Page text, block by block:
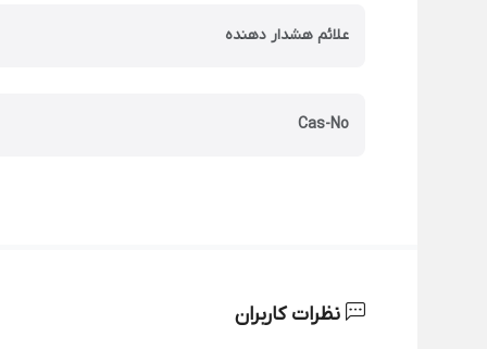
علائم هشدار دهنده
Cas-No
نظرات کاربران